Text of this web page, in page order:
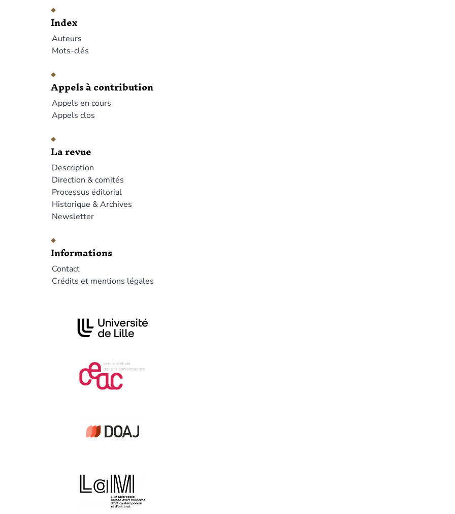
Index
Auteurs
Mots-clés
Appels à contribution
Appels en cours
Appels clos
La revue
Description
Direction & comités
Processus éditorial
Historique & Archives
Newsletter
Informations
Contact
Crédits et mentions légales
Affiliations/partenaires